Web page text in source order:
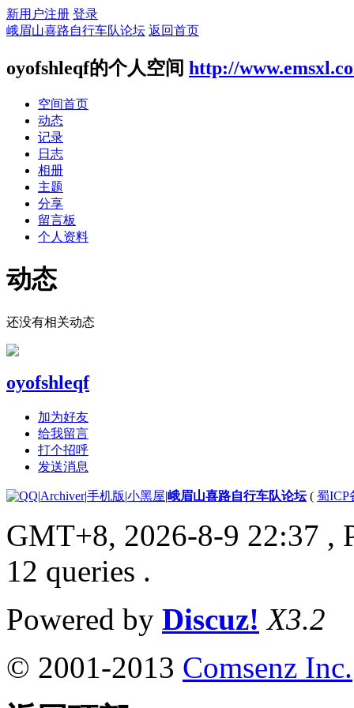
新用户注册 登录
峨眉山喜路自行车队论坛 返回首页
oyofshleqf的个人空间 http://
空间首页
动态
记录
日志
相册
主题
分享
留言板
个人资料
动态
还没有相关动态
oyofshleqf
加为好友
给我留言
打个招呼
发送消息
|Archiver|手机版|小黑屋|峨眉山喜路自行车队论坛( 蜀ICP
GMT+8, 2026-8-9 22:37 ,
12 queries .
Powered by Discuz! X3.2
© 2001-2013 Comsenz Inc.